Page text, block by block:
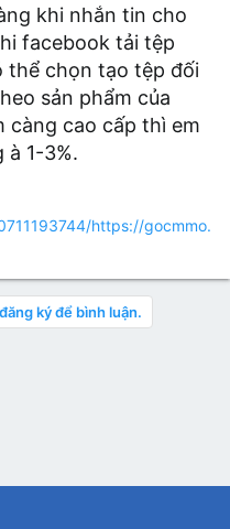
khi nhắn tin cho
facebook tải tệp
thể chọn tạo tệp đối
sản phẩm của
càng cao cấp thì em
1-3%.
https://gocmmo.
ký để bình luận.